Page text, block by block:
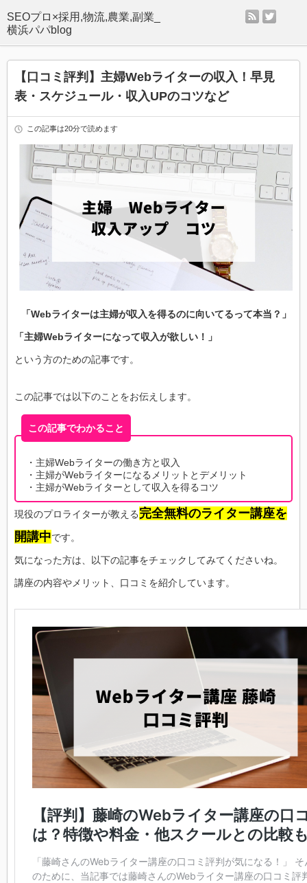
SEOプロ×採用,物流,農業,副業_
横浜パパblog
rss
【口コミ評判】主婦Webライターの収入！早見
表・スケジュール・収入UPのコツなど
この記事は20分で読めます
「Webライターは主婦が収入を得るのに向いてるって本当？」
「主婦Webライターになって収入が欲しい！」
という方のための記事です。
この記事では以下のことをお伝えします。
この記事でわかること
・主婦Webライターの働き方と収入
・主婦がWebライターになるメリットとデメリット
・主婦がWebライターとして収入を得るコツ
現役のプロライターが教える完全無料のライター講座を
開講中です。
気になった方は、以下の記事をチェックしてみてくださいね。
講座の内容やメリット、口コミを紹介しています。